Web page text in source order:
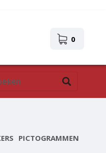
0
PICTOGRAMMEN